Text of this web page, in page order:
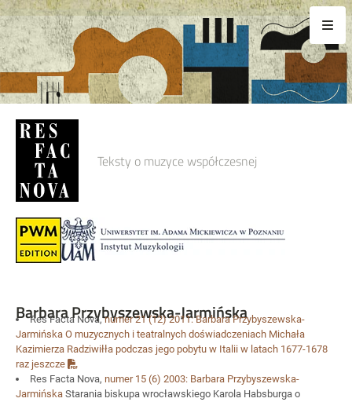
Teksty o muzyce współczesnej
Barbara Przybyszewska-Jarmińska
Res Facta Nova, numer 21(12) 2011: Barbara Przybyszewska-
Jarmińska O muzycznych i teatralnych doświadczeniach Michała
Kazimierza Radziwiłła podczas jego pobytu w Italii w latach 1677-1678
raz jeszcze
Res Facta Nova, numer 15 (6) 2003: Barbara Przybyszewska-
Jarmińska Starania biskupa wrocławskiego Karola Habsburga o